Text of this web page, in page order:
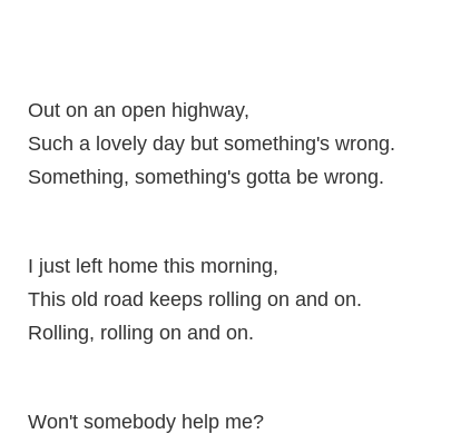
Out on an open highway,
Such a lovely day but something's wrong.
Something, something's gotta be wrong.
I just left home this morning,
This old road keeps rolling on and on.
Rolling, rolling on and on.
Won't somebody help me?
automático